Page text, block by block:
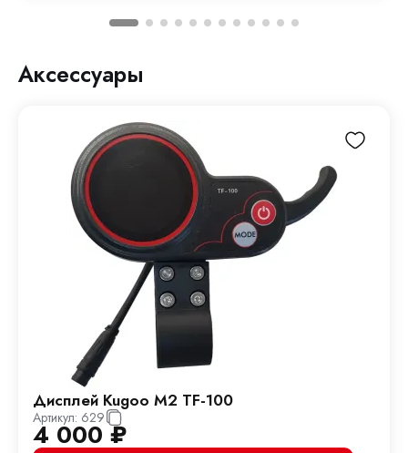
Аксессуары
Дисплей Kugoo M2 TF-100
Артикул: 629
4 000₽